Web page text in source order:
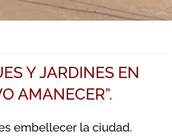
Y JARDINES EN
AMANECER”.
embellecer la ciudad.